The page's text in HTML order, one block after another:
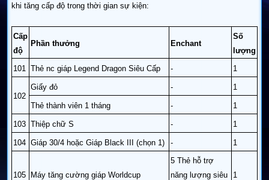
khi tăng cấp độ trong thời gian sự kiện:
Cấp
độ
Phần thưởng Enchant
Số
lượng
101
Thẻ nc giáp Legend Dragon Siêu Cấp - 1
102
Giấy đỏ - 1
Thẻ thành viên 1 tháng - 1
103 Thiệp chữ S - 1
104 Giáp 30/4 hoặc Giáp Black III (chọn 1) - 1
105 Máy tăng cường giáp Worldcup
5 Thẻ hỗ trợ
năng lượng siêu
1